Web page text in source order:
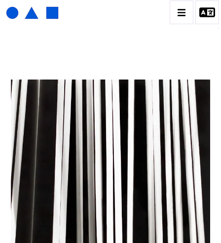
HENRI FOUCAULT
BIOGRAPHIE
CATALOGUE DES OEUVRES
01_SCULPTURE
02_PHOTOGRAPHIQUE
03_COLLAGES
04_DESSINS
05_MONOTYPE
06_ARCHIVES
CONTACT